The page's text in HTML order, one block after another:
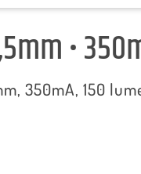
•
350mA, 150